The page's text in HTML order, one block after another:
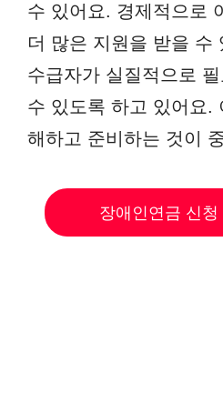
수 있어요. 경제적으로
더 많은 지원을 받을 수
수급자가 실질적으로
수 있도록 하고 있어요.
해하고 준비하는 것이
장애인연금 신